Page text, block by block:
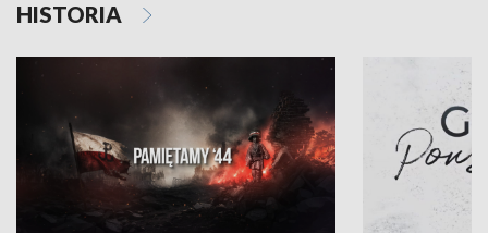
HISTORIA